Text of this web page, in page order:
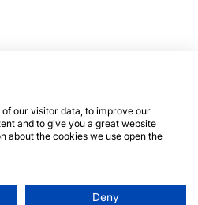
our visitor data, to improve our
and to give you a great website
about the cookies we use open the
Deny